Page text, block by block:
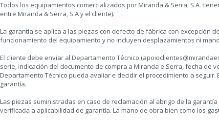
Todos los equipamientos comercializados por Miranda & Serra, S.A.
entre Miranda & Serra, S.A y el cliente).
La garantía se aplica a las piezas con defecto de fábrica con excepción
funcionamiento del equipamiento y no incluyen desplazamientos ni
El cliente debe enviar al Departamento Técnico
serie, indicación del documento de compra a Miranda e Serra, fecha
Departamento Técnico pueda avaliar e decidir el procedimiento a
garantía.
Las piezas suministradas en caso de reclamación al abrigo de la
verificada a aplicabilidad de garantía. La mano de obra bien como los